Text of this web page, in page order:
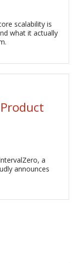
scalability is
what it actually
a
announces